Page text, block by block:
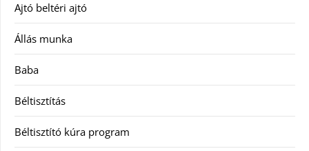
Ajtó beltéri ajtó
Állás munka
Baba
Béltisztítás
Béltisztító kúra program